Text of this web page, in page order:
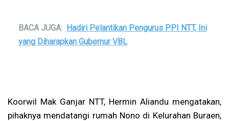
BACA JUGA: Hadiri Pelantikan Pengurus PPI NTT, Ini
yang Diharapkan Gubernur VBL
Koorwil Mak Ganjar NTT, Hermin Aliandu mengatakan,
pihaknya mendatangi rumah Nono di Kelurahan Buraen,